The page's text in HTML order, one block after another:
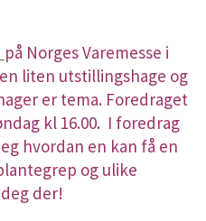
på Norges Varemesse i
liten utstillingshage og
er tema. Foredraget
kl 16.00. I foredrag
hvordan en kan få en
og ulike
der!